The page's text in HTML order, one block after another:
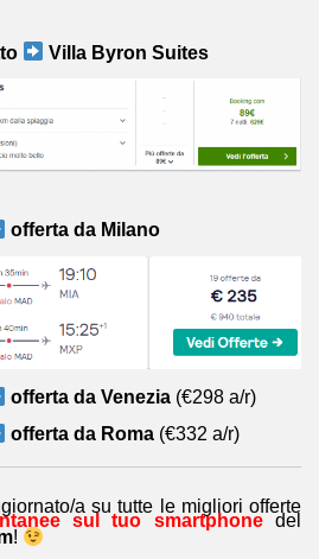
Villa Byron Suites
offerta da Milano
offerta da Venezia (€298 a/r)
offerta da Roma (€332 a/r)
a su tutte le migliori offerte
sul tuo smartphonedel
!